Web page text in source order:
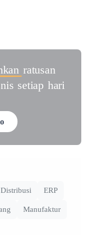
ratusan
setiap hari
Distribusi ERP
Manufaktur